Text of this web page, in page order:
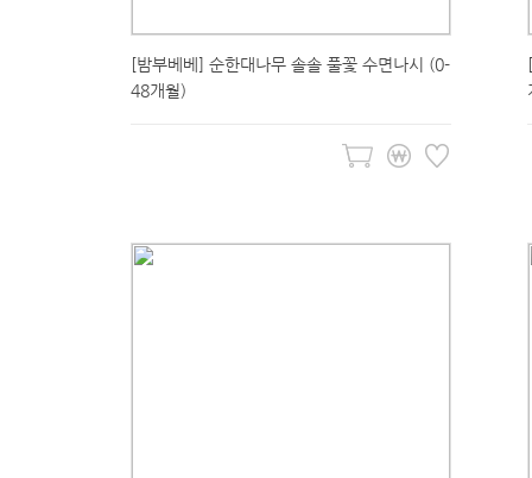
[밤부베베] 순한대나무 솔솔 풀꽃 수면나시 (0-
48개월)